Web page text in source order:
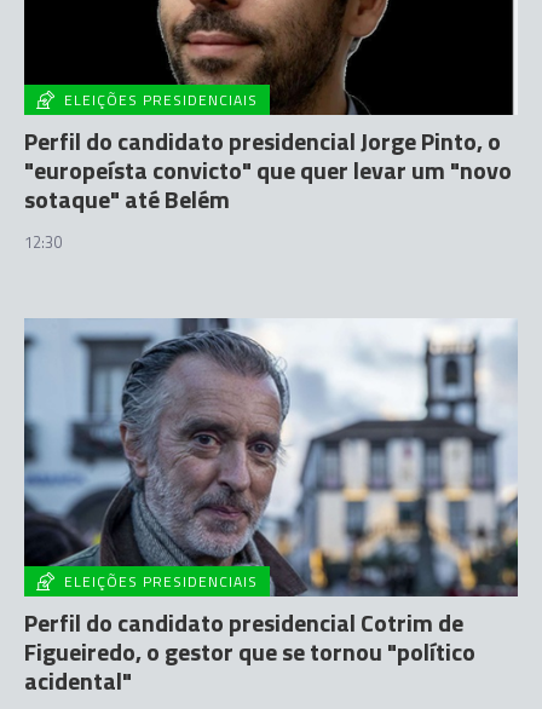
ELEIÇÕES PRESIDENCIAIS
Perfil do candidato presidencial Jorge Pinto, o
"europeísta convicto" que quer levar um "novo
sotaque" até Belém
12:30
ELEIÇÕES PRESIDENCIAIS
Perfil do candidato presidencial Cotrim de
Figueiredo, o gestor que se tornou "político
acidental"